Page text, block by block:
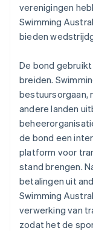
verenigingen
Swimming
bieden
De bond
breiden.
bestuursorgaan,
andere landen
de bond een
platform voor
stand brengen.
betalingen uit
Swimming
verwerking van
zodat het de